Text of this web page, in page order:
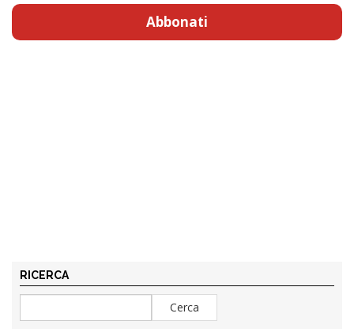
Abbonati
RICERCA